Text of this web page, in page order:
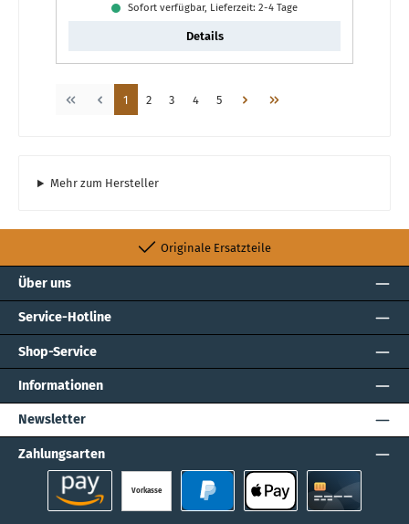
Sofort verfügbar, Lieferzeit: 2-4 Tage
Details
Seite
1 Seite
2 Seite
3 Seite
4 Seite
5
Mehr zum Hersteller
Originale Ersatzteile
Über uns
Service-Hotline
Shop-Service
Informationen
Newsletter
Zahlungsarten
Vorkasse